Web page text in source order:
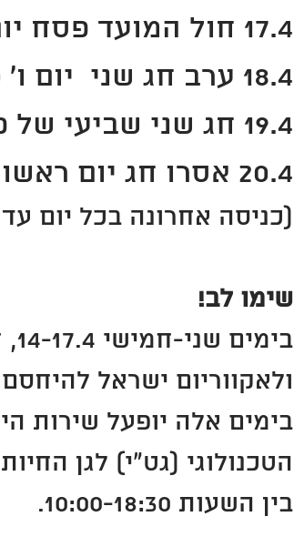
17.4 חול המועד פסח יום חמישי 19:00-09:00
18.4 ערב חג שני יום ו' 16:00-09:00
19.4 חג שני שביעי של פסח יום שבת 18:00-09:00
20.4 אסרו חג יום ראשון 18:00-09:00
(כניסה אחרונה בכל יום
שימו לב!
ולאקווריום ישראל
בימים אלה יופעל שירות
הטכנולוגי (גט"י) לגן
בין השעות 10:00-18:30.